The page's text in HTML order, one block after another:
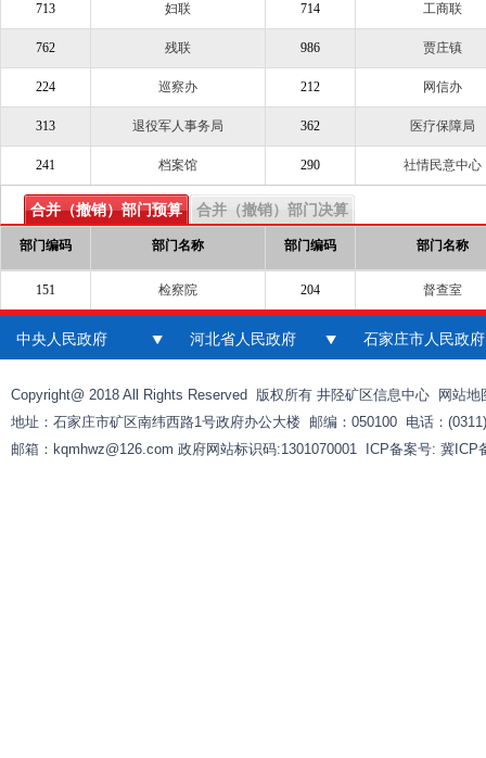
713 妇联 714 工商联
762 残联 986 贾庄镇
224 巡察办 212 网信办
313 退役军人事务局 362 医疗保障局
241 档案馆 290 社情民意中心
合并（撤销）部门预算 合并（撤销）部门决算
部门编码 部门名称 部门编码 部门名称
151 检察院 204 督查室